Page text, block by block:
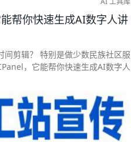
帮你快速生成AI数字人讲
剪辑？ 特别是做少数民族社区服
，它能帮你快速生成AI数字人